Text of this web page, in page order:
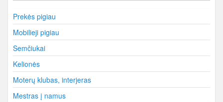
Prekės pigiau
Mobilieji pigiau
Semčiukai
Kelionės
Moterų klubas, interjeras
Mestras į namus